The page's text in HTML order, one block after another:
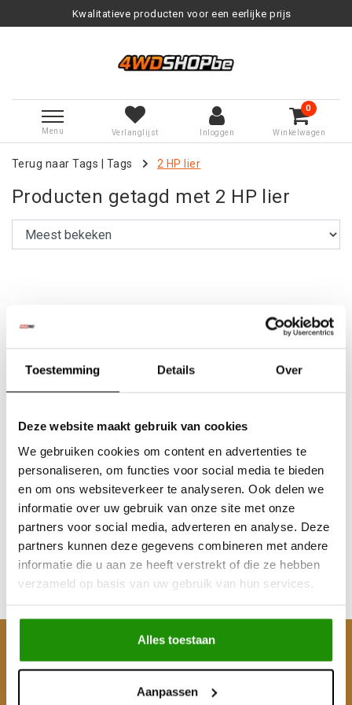
Toestemming Details Over
Deze website maakt gebruik van cookies
We gebruiken cookies om content en advertenties te
personaliseren, om functies voor social media te bieden
en om ons websiteverkeer te analyseren. Ook delen we
informatie over uw gebruik van onze site met onze
partners voor social media, adverteren en analyse. Deze
partners kunnen deze gegevens combineren met andere
informatie die u aan ze heeft verstrekt of die ze hebben
verzameld op basis van uw gebruik van hun services.
Alles toestaan
Aanpassen
Kwalitatieve producten voor een eerlijke prijs
Menu Verlanglijst Inloggen
0
Winkelwagen
Terug naar Tags Tags 2 HP lier
Producten getagd met 2 HP lier
Sale
MUDTEC SRT 13S
Winch, 7.2HP, 6123 kg,
Synthetic Rope
€734,71 €660,33
Excl. btw
Incl. btw